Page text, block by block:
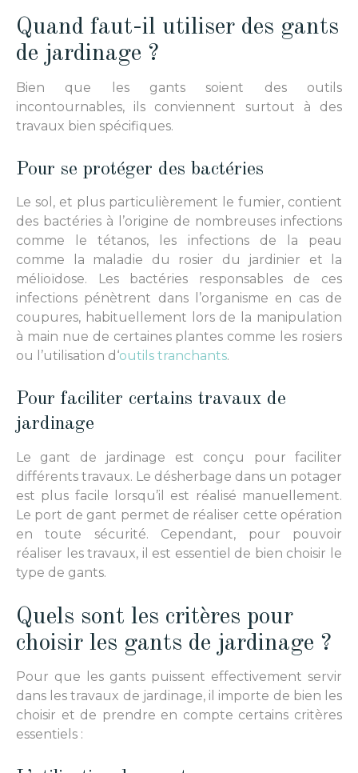
Quand faut-il utiliser des gants
de jardinage ?
Bien que les gants soient des outils
incontournables, ils conviennent surtout à des
travaux bien spécifiques.
Pour se protéger des bactéries
Le sol, et plus particulièrement le fumier, contient
des bactéries à l’origine de nombreuses infections
comme le tétanos, les infections de la peau
comme la maladie du rosier du jardinier et la
mélioïdose. Les bactéries responsables de ces
infections pénètrent dans l’organisme en cas de
coupures, habituellement lors de la manipulation
à main nue de certaines plantes comme les rosiers
ou l’utilisation d‘outils tranchants.
Pour faciliter certains travaux de
jardinage
Le gant de jardinage est conçu pour faciliter
différents travaux. Le désherbage dans un potager
est plus facile lorsqu’il est réalisé manuellement.
Le port de gant permet de réaliser cette opération
en toute sécurité. Cependant, pour pouvoir
réaliser les travaux, il est essentiel de bien choisir le
type de gants.
Quels sont les critères pour
choisir les gants de jardinage ?
Pour que les gants puissent effectivement servir
dans les travaux de jardinage, il importe de bien les
choisir et de prendre en compte certains critères
essentiels :